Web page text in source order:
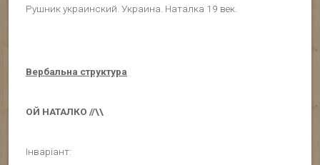
Рушник украинский. Украина. Наталка 19 век.
Вербальна структура
ОЙ НАТАЛКО //\\
Інваріант: